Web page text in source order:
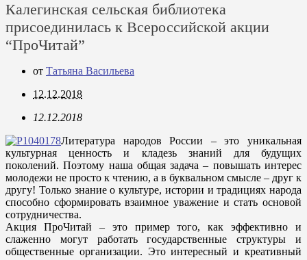
Калегинская сельская библиотека
присоединилась к Всероссийской акции
“ПроЧитай”
от Татьяна Васильева
12.12.2018
12.12.2018
Литература народов России – это уникальная
культурная ценность и кладезь знаний для будущих
поколений. Поэтому наша общая задача – повышать интерес
молодежи не просто к чтению, а в буквальном смысле – друг к
другу! Только знание о культуре, истории и традициях народа
способно сформировать взаимное уважение и стать основой
сотрудничества.
Акция ПроЧитай – это пример того, как эффективно и
слаженно могут работать государственные структуры и
общественные организации. Это интересный и креативный